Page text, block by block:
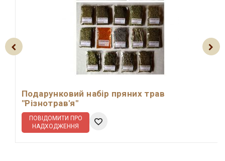
Подарунковий набір пряних трав
"Різнотрав'я"
ПОВІДОМИТИ ПРО
НАДХОДЖЕННЯ